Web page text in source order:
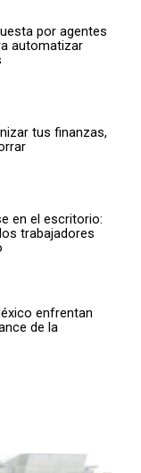
por agentes
automatizar
tus finanzas,
en el escritorio:
trabajadores
enfrentan
de la